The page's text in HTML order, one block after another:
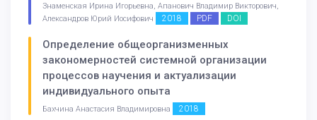
Знаменская Ирина Игорьевна, Апанович Владимир Викторович,
Александров Юрий Иосифович
2018 PDF DOI
Определение общеорганизменных
закономерностей системной организации
процессов научения и актуализации
индивидуального опыта
Бахчина Анастасия Владимировна 2018